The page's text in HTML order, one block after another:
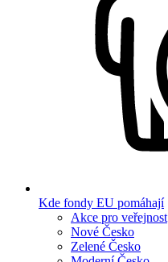
Kde fondy EU pomáhají
Akce pro veřejnost
Nové Česko
Zelené Česko